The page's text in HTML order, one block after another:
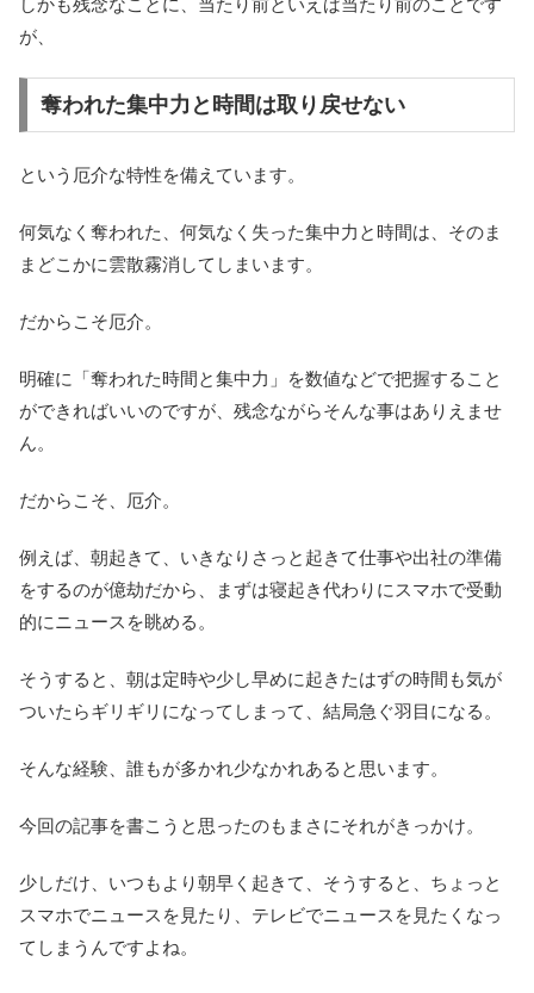
しかも残念なことに、当たり前といえば当たり前のことです
が、
奪われた集中力と時間は取り戻せない
という厄介な特性を備えています。
何気なく奪われた、何気なく失った集中力と時間は、そのま
まどこかに雲散霧消してしまいます。
だからこそ厄介。
明確に「奪われた時間と集中力」を数値などで把握すること
ができればいいのですが、残念ながらそんな事はありえませ
ん。
だからこそ、厄介。
例えば、朝起きて、いきなりさっと起きて仕事や出社の準備
をするのが億劫だから、まずは寝起き代わりにスマホで受動
的にニュースを眺める。
そうすると、朝は定時や少し早めに起きたはずの時間も気が
ついたらギリギリになってしまって、結局急ぐ羽目になる。
そんな経験、誰もが多かれ少なかれあると思います。
今回の記事を書こうと思ったのもまさにそれがきっかけ。
少しだけ、いつもより朝早く起きて、そうすると、ちょっと
スマホでニュースを見たり、テレビでニュースを見たくなっ
てしまうんですよね。